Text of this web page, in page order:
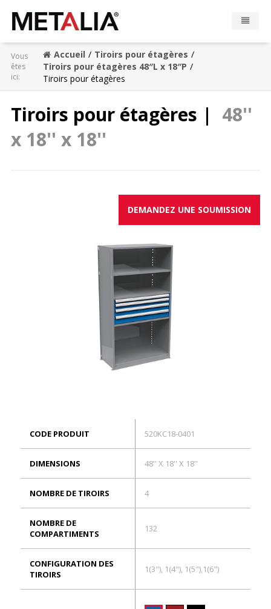
Produits
Réalisations
Vous
êtes
ici:
Accueil
Tiroirs pour étagères
Tiroirs pour étagères 48″L x 18″P
Tiroirs pour étagères
Tiroirs pour étagères | 48''
x 18'' x 18''
DEMANDEZ UNE SOUMISSION
CODE PRODUIT 520KC18-0401
DIMENSIONS 48'' X 18'' X 18''
NOMBRE DE TIROIRS 4
NOMBRE DE
COMPARTIMENTS
132
CONFIGURATION DES
TIROIRS
1(3"), 1(4"), 1(5"),1(6")